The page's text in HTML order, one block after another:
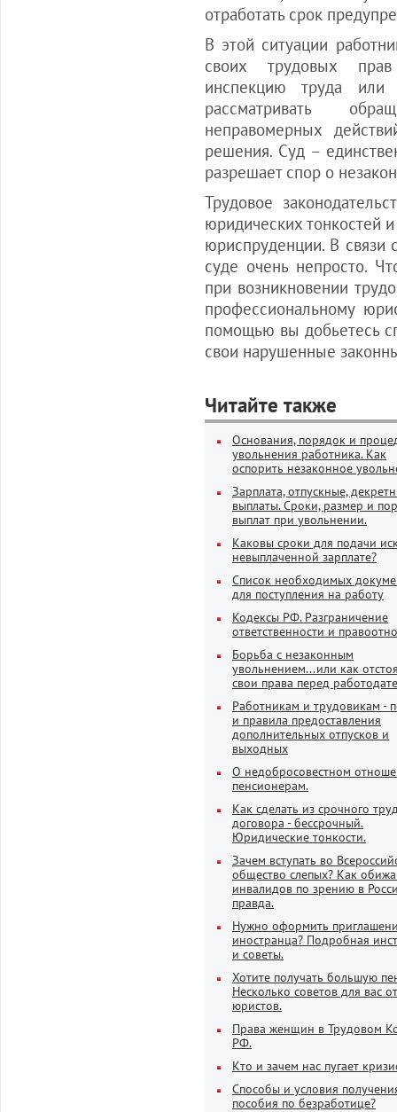
отработать срок
В этой ситуации
своих трудовых прав
инспекцию труда
рассматривать
неправомерных
решения. Суд –
разрешает спор о
Трудовое
юридических тонкостей
юриспруденции. В связи
суде очень непросто.
при возникновении
профессиональному
помощью вы добьетесь
свои нарушенные
Читайте также
Основания, порядок и
увольнения работника. Как
оспорить незаконное
Зарплата, отпускные,
выплаты. Сроки, размер и
выплат при увольнении.
Каковы сроки для подачи
невыплаченной зарплате?
Список необходимых
для поступления на работу
Кодексы РФ. Разграничение
ответственности и
Борьба с незаконным
увольнением...или как
свои права перед
Работникам и трудовикам -
и правила предоставления
дополнительных отпусков и
выходных
О недобросовестном
пенсионерам.
Как сделать из срочного
договора - бессрочный.
Юридические тонкости.
Зачем вступать во
общество слепых? Как
инвалидов по зрению в
правда.
Нужно оформить
иностранца? Подробная
и советы.
Хотите получать большую
Несколько советов для вас от
юристов.
Права женщин в Трудовом
РФ.
Кто и зачем нас пугает
Способы и условия
пособия по безработице?